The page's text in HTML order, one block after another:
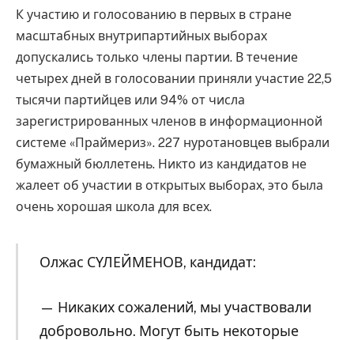
К участию и голосованию в первых в стране
масштабных внутрипартийных выборах
допускались только члены партии. В течение
четырех дней в голосовании приняли участие 22,5
тысячи партийцев или 94% от числа
зарегистрированных членов в информационной
системе «Праймериз». 227 нуротановцев выбрали
бумажный бюллетень. Никто из кандидатов не
жалеет об участии в открытых выборах, это была
очень хорошая школа для всех.
Олжас СҮЛЕЙМЕНОВ, кандидат:
— Никаких сожалений, мы участвовали
добровольно. Могут быть некоторые